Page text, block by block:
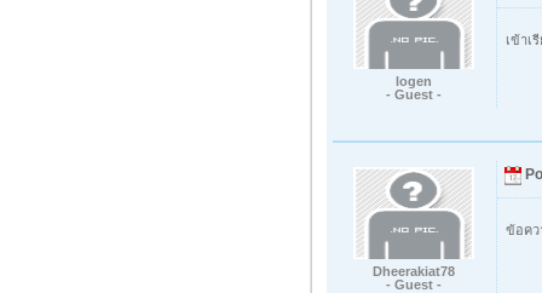
logen
- Guest -
เข้าเ
Dheerakiat78
- Guest -
ข้อคว